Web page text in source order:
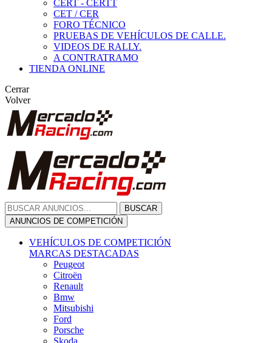
CERT - CERTT
CET / CER
FORO TÉCNICO
PRUEBAS DE VEHÍCULOS DE CALLE.
VIDEOS DE RALLY.
A CONTRATRAMO
TIENDA ONLINE
Cerrar
Volver
BUSCAR
ANUNCIOS DE COMPETICIÓN
VEHÍCULOS DE COMPETICIÓN
MARCAS DESTACADAS
Peugeot
Citroën
Renault
Bmw
Mitsubishi
Ford
Porsche
Skoda